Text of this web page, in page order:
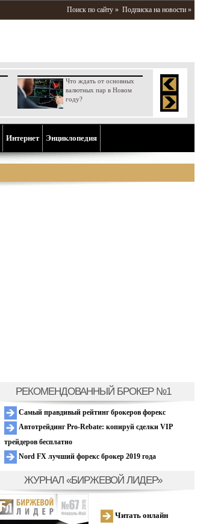
Поиск по сайту » Подписка на новости »
Что ждать от основных
валютных пар в Новом
году?
Интернет Энциклопедия
РЕКОМЕНДОВАННЫЙ БРОКЕР №1
Самый правдивый рейтинг брокеров форекс
Автотрейдинг Pro-Rebate: копируй сделки VIP
трейдеров бесплатно
Nord FX лучший форекс брокер 2019 года
ЖУРНАЛ «БИРЖЕВОЙ ЛИДЕР»
Читать онлайн